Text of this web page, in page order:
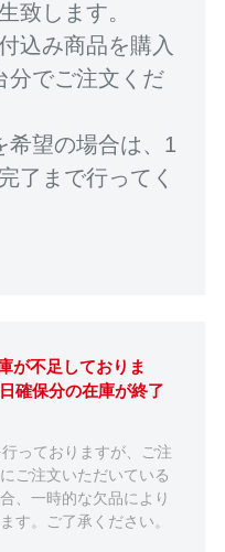
致します。
込み商品を購入
分でご注文くだ
望の場合は、1
了まで行ってく
が不足しておりま
確保分の在庫が終了
っておりますが、ご注
ご注文いただいている
、一時的な欠品により
す。ご了承ください。